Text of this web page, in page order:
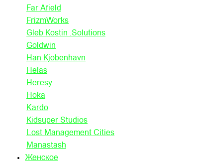
Far Afield
FrizmWorks
Gleb Kostin .Solutions
Goldwin
Han Kjobenhavn
Helas
Heresy
Hoka
Kardo
Kidsuper Studios
Lost Management Cities
Manastash
Женское